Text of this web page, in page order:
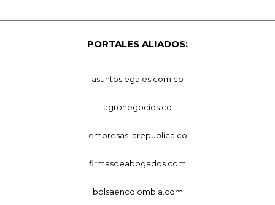
PORTALES ALIADOS:
asuntoslegales.com.co
agronegocios.co
empresas.larepublica.co
firmasdeabogados.com
bolsaencolombia.com